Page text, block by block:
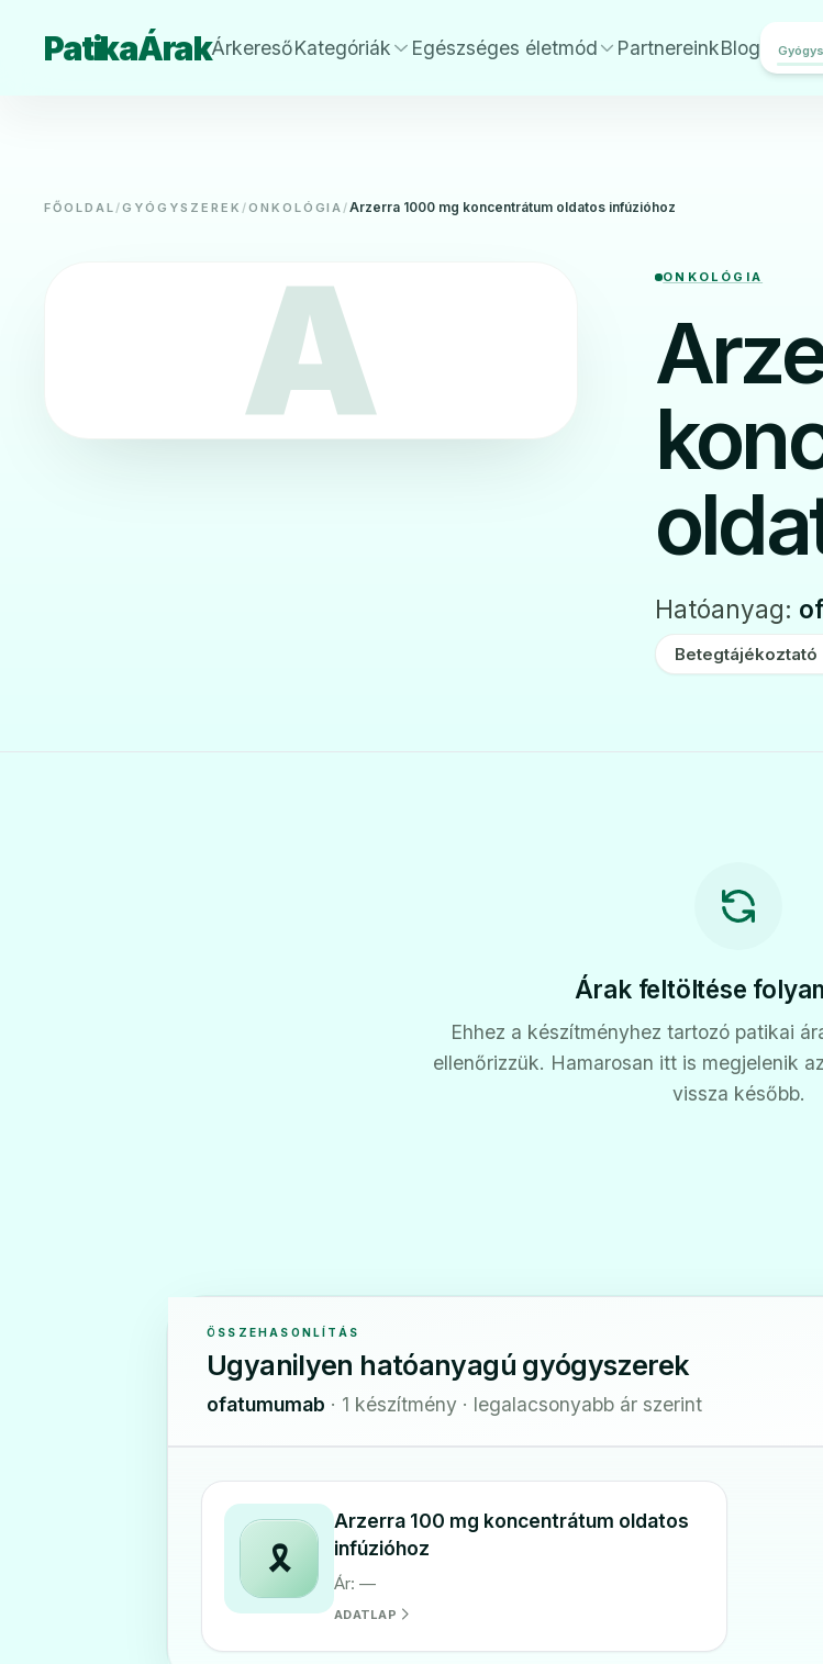
PatikaÁrakÁrkeresőKategóriák Egészséges életmód PartnereinkBlog
FŐOLDAL/GYÓGYSZEREK /ONKOLÓGIA/Arzerra 1000 mg koncentrátum oldatos infúzióhoz
A ONKOLÓGIA
Hatóanyag:
Betegtájékoztató
Árak feltöltése
Ehhez a készítményhez tartozó patikai
ellenőrizzük. Hamarosan itt is megjelenik
vissza később.
ÖSSZEHASONLÍTÁS
Ugyanilyen hatóanyagú gyógyszerek
ofatumumab · 1 készítmény · legalacsonyabb ár szerint
🎗️
Arzerra 100 mg koncentrátum oldatos
infúzióhoz
Ár: —
ADATLAP